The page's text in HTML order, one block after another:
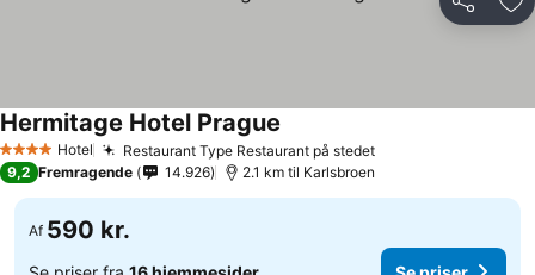
Del
4 StjernerHotel Restaurant Type Restaurant på stedetSe priser
Hermitage Hotel Prague
9,2 Fremragende 14.926 2.1 km til Karlsbroen
Af 590 kr.